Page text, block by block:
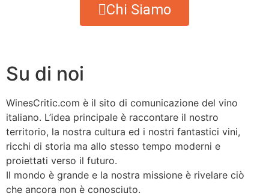
Chi Siamo
Su di noi
WinesCritic.com è il sito di comunicazione del vino
italiano. L’idea principale è raccontare il nostro
territorio, la nostra cultura ed i nostri fantastici vini,
ricchi di storia ma allo stesso tempo moderni e
proiettati verso il futuro.
Il mondo è grande e la nostra missione è rivelare ciò
che ancora non è conosciuto.